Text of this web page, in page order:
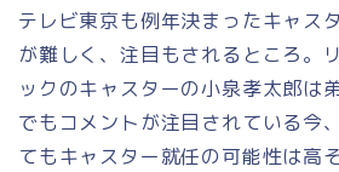
テレビ東京も例年決まったキャス
が難しく、注目もされるところ。
ックのキャスターの小泉孝太郎は
でもコメントが注目されている今
てもキャスター就任の可能性は高そ